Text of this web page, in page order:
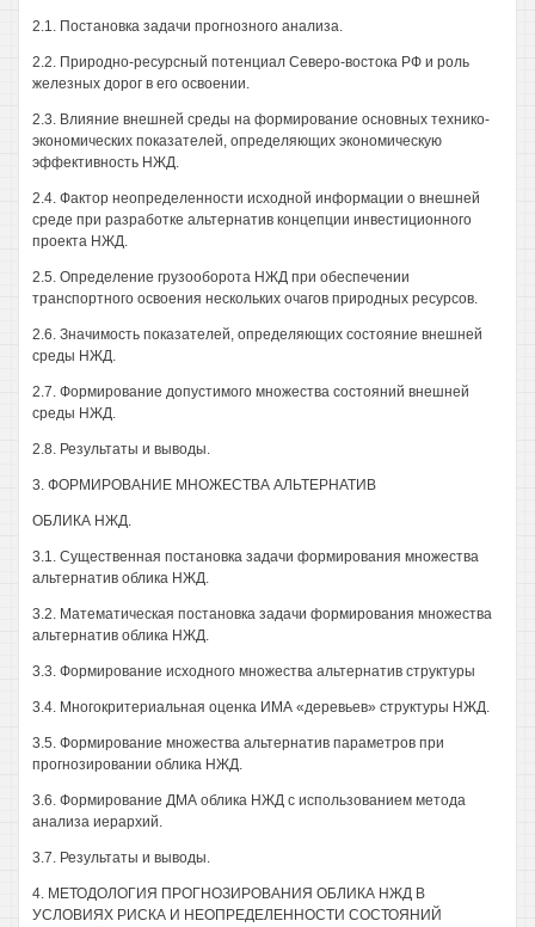
2.1. Постановка задачи прогнозного анализа.
2.2. Природно-ресурсный потенциал Северо-востока РФ и роль
железных дорог в его освоении.
2.3. Влияние внешней среды на формирование основных технико-
экономических показателей, определяющих экономическую
эффективность НЖД.
2.4. Фактор неопределенности исходной информации о внешней
среде при разработке альтернатив концепции инвестиционного
проекта НЖД.
2.5. Определение грузооборота НЖД при обеспечении
транспортного освоения нескольких очагов природных ресурсов.
2.6. Значимость показателей, определяющих состояние внешней
среды НЖД.
2.7. Формирование допустимого множества состояний внешней
среды НЖД.
2.8. Результаты и выводы.
3. ФОРМИРОВАНИЕ МНОЖЕСТВА АЛЬТЕРНАТИВ
ОБЛИКА НЖД.
3.1. Существенная постановка задачи формирования множества
альтернатив облика НЖД.
3.2. Математическая постановка задачи формирования множества
альтернатив облика НЖД.
3.3. Формирование исходного множества альтернатив структуры
3.4. Многокритериальная оценка ИМА «деревьев» структуры НЖД.
3.5. Формирование множества альтернатив параметров при
прогнозировании облика НЖД.
3.6. Формирование ДМА облика НЖД с использованием метода
анализа иерархий.
3.7. Результаты и выводы.
4. МЕТОДОЛОГИЯ ПРОГНОЗИРОВАНИЯ ОБЛИКА НЖД В
УСЛОВИЯХ РИСКА И НЕОПРЕДЕЛЕННОСТИ СОСТОЯНИЙ